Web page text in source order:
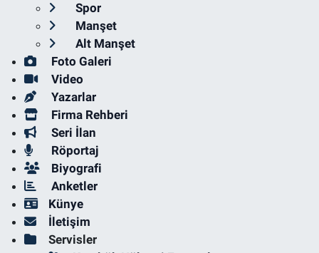
Spor
Manşet
Alt Manşet
Foto Galeri
Video
Yazarlar
Firma Rehberi
Seri İlan
Röportaj
Biyografi
Anketler
Künye
İletişim
Servisler